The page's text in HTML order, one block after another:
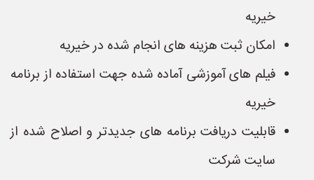
خیریه
امکان ثبت هزینه های انجام شده در خیریه
فیلم های آموزشی آماده شده جهت استفاده از برنامه
خیریه
قابلیت دریافت برنامه های جدیدتر و اصلاح شده از
سایت شرکت